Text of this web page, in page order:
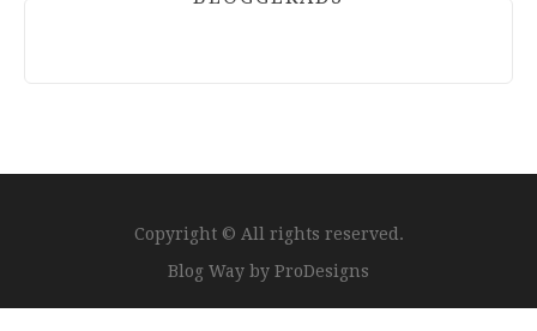
Copyright © All rights reserved.
Blog Way by ProDesigns